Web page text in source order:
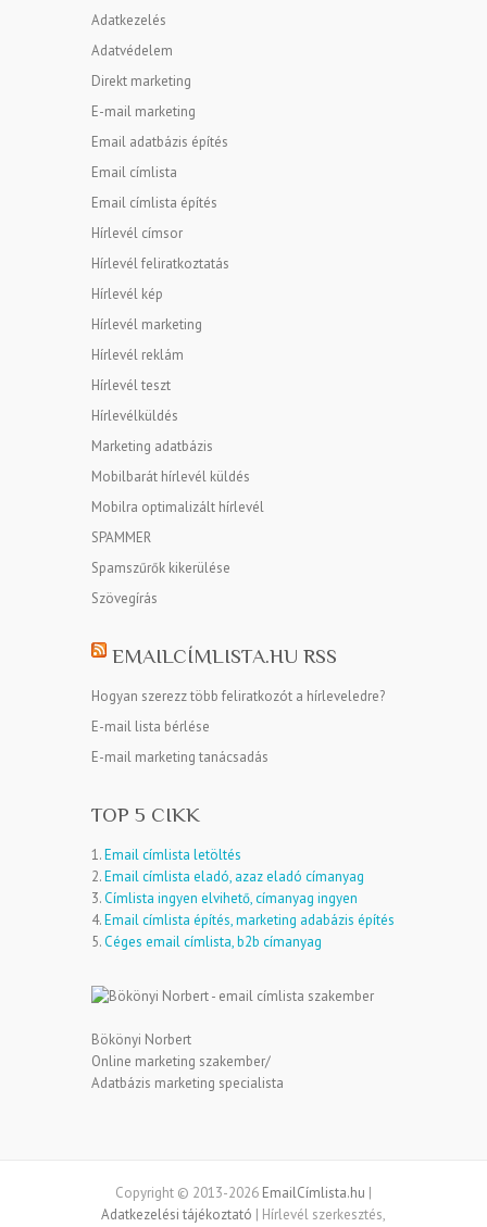
Adatkezelés
Adatvédelem
Direkt marketing
E-mail marketing
Email adatbázis építés
Email címlista
Email címlista építés
Hírlevél címsor
Hírlevél feliratkoztatás
Hírlevél kép
Hírlevél marketing
Hírlevél reklám
Hírlevél teszt
Hírlevélküldés
Marketing adatbázis
Mobilbarát hírlevél küldés
Mobilra optimalizált hírlevél
SPAMMER
Spamszűrők kikerülése
Szövegírás
EMAILCÍMLISTA.HU RSS
Hogyan szerezz több feliratkozót a hírleveledre?
E-mail lista bérlése
E-mail marketing tanácsadás
TOP 5 CIKK
1.Email címlista letöltés
2.Email címlista eladó, azaz eladó címanyag
3.Címlista ingyen elvihető, címanyag ingyen
4.Email címlista építés, marketing adabázis építés
5.Céges email címlista, b2b címanyag
Bökönyi Norbert
Online marketing szakember/
Adatbázis marketing specialista
Copyright © 2013-2026 EmailCímlista.hu |
Adatkezelési tájékoztató | Hírlevél szerkesztés,